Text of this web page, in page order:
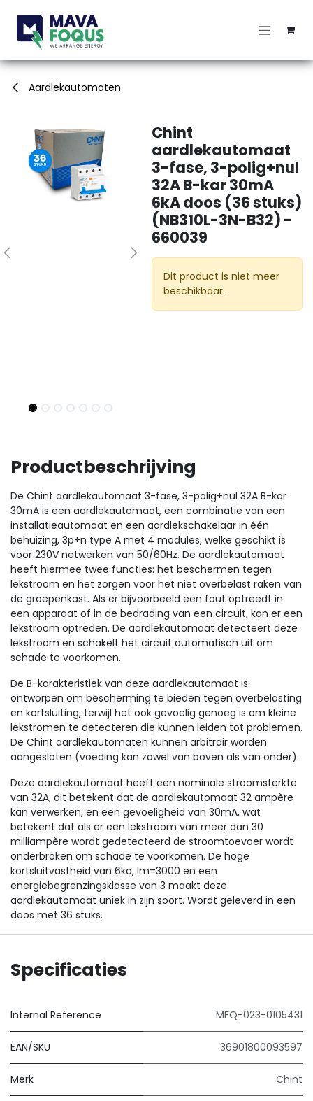
Aardlekautomaten
Chint
aardlekautomaat
3-fase, 3-polig+nul
32A B-kar 30mA
6kA doos (36 stuks)
(NB310L-3N-B32) -
660039
Dit product is niet meer
beschikbaar.
Productbeschrijving
De Chint aardlekautomaat 3-fase, 3-polig+nul 32A B-kar
30mA is een aardlekautomaat, een combinatie van een
installatieautomaat en een aardlekschakelaar in één
behuizing, 3p+n type A met 4 modules, welke geschikt is
voor 230V netwerken van 50/60Hz. De aardlekautomaat
heeft hiermee twee functies: het beschermen tegen
lekstroom en het zorgen voor het niet overbelast raken van
de groepenkast. Als er bijvoorbeeld een fout optreedt in
een apparaat of in de bedrading van een circuit, kan er een
lekstroom optreden. De aardlekautomaat detecteert deze
lekstroom en schakelt het circuit automatisch uit om
schade te voorkomen.
De B-karakteristiek van deze aardlekautomaat is
ontworpen om bescherming te bieden tegen overbelasting
en kortsluiting, terwijl het ook gevoelig genoeg is om kleine
lekstromen te detecteren die kunnen leiden tot problemen.
De Chint aardlekautomaten kunnen arbitrair worden
aangesloten (voeding kan zowel van boven als van onder).
Deze aardlekautomaat heeft een nominale stroomsterkte
van 32A, dit betekent dat de aardlekautomaat 32 ampère
kan verwerken, en een gevoeligheid van 30mA, wat
betekent dat als er een lekstroom van meer dan 30
milliampère wordt gedetecteerd de stroomtoevoer wordt
onderbroken om schade te voorkomen. De hoge
kortsluitvastheid van 6ka, Im=3000 en een
energiebegrenzingsklasse van 3 maakt deze
aardlekautomaat uniek in zijn soort. Wordt geleverd in een
doos met 36 stuks.
Specificaties
Internal Reference MFQ-023-0105431
EAN/SKU 36901800093597
Merk Chint